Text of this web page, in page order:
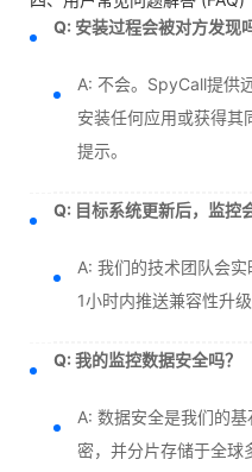
Q: 安装过程会被对方发现
A: 不会。SpyCall提供
安装任何应用或获得其
提示。
Q: 目标系统更新后，监控
A: 我们的技术团队会
1小时内推送兼容性升
Q: 我的监控数据安全吗？
A: 数据安全是我们的
密，并分片存储于全球